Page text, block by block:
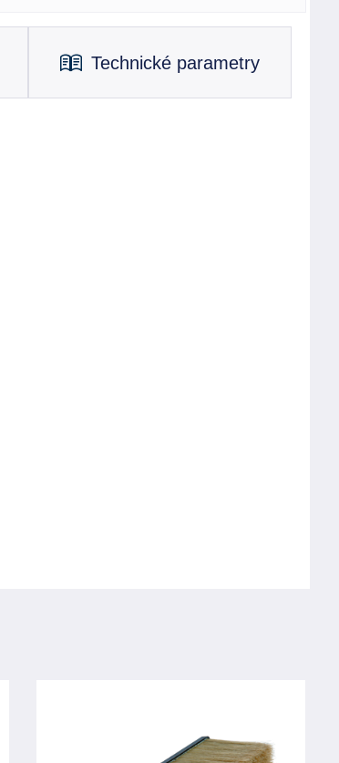
Technické parametry